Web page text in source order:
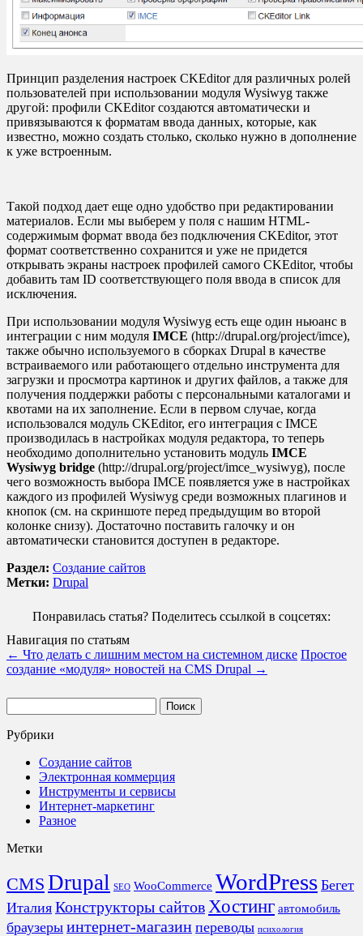
Принцип разделения настроек CKEditor для различных ролей
пользователей при использовании модуля Wysiwyg также
другой: профили CKEditor создаются автоматически и
привязываются к форматам ввода данных, которые, как
известно, можно создать столько, сколько нужно в дополнение
к уже встроенным.
Такой подход дает еще одно удобство при редактировании
материалов. Если мы выберем у поля с нашим HTML-
содержимым формат ввода без подключения СKEditor, этот
формат соответственно сохранится и уже не придется
открывать экраны настроек профилей самого СKEditor, чтобы
добавить там ID соответствующего поля ввода в список для
исключения.
При использовании модуля Wysiwyg есть еще один ньюанс в
интеграции с ним модуля IMCE (http://drupal.org/project/imce),
также обычно используемого в сборках Drupal в качестве
встраиваемого или работающего отдельно инструмента для
загрузки и просмотра картинок и других файлов, а также для
получения поддержки работы с персональными каталогами и
квотами на их заполнение. Если в первом случае, когда
использовался модуль CKEditor, его интеграция с IMCE
производилась в настройках модуля редактора, то теперь
необходимо дополнительно установить модуль IMCE
Wysiwyg bridge (http://drupal.org/project/imce_wysiwyg), после
чего возможность выбора IMCE появляется уже в настройках
каждого из профилей Wysiwyg среди возможных плагинов и
кнопок (см. на скриншоте перед предыдущим во второй
колонке снизу). Достаточно поставить галочку и он
автоматически становится доступен в редакторе.
Раздел: Создание сайтов
Метки: Drupal
Понравилась статья? Поделитесь ссылкой в соцсетях:
Навигация по статьям
← Что делать с лишним местом на системном диске Простое
создание «модуля» новостей на CMS Drupal →
Рубрики
Создание сайтов
Электронная коммерция
Инструменты и сервисы
Интернет-маркетинг
Разное
Метки
CMS Drupal SEO WooCommerce WordPress Бегет
Италия Конструкторы сайтов Хостинг автомобиль
браузеры интернет-магазин переводы психология